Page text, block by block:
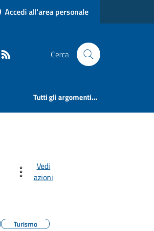
Accedi all'area personale
Cerca
Tutti gli argomenti...
Vedi
azioni
Turismo